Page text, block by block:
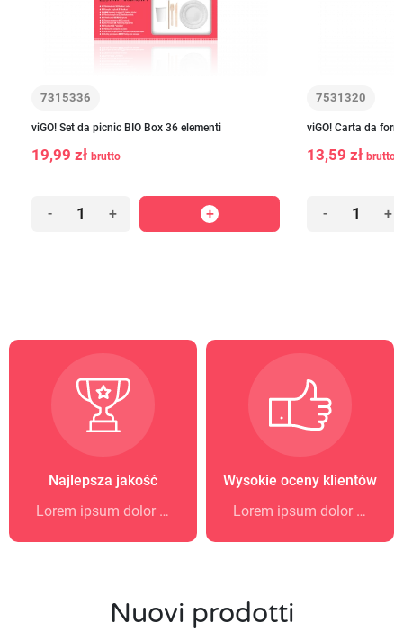
7315336
viGO! Set da picnic BIO Box 36 elementi
19,99 zł brutto
- +
7531320
viGO! Carta da
13,59 zł brutto
- +
Najlepsza jakość
Lorem ipsum dolor sit amet
Wysokie oceny klientów
Lorem ipsum dolor sit amet
Nuovi prodotti